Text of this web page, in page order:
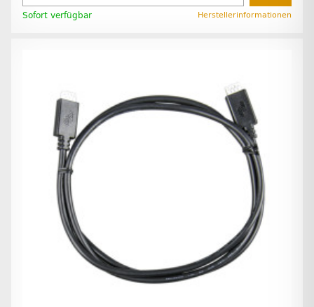
Sofort verfügbar Herstellerinformationen